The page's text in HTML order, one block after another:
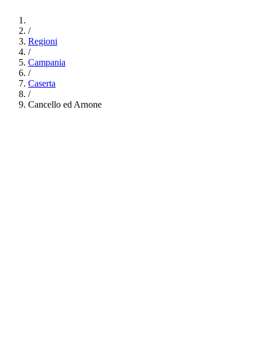
/
Regioni
/
Campania
/
Caserta
/
Cancello ed Arnone